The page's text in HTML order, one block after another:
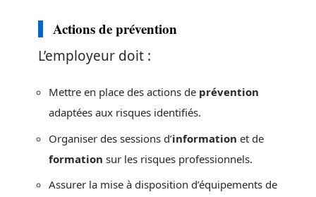
Actions de prévention
L’employeur doit :
Mettre en place des actions de prévention
adaptées aux risques identifiés.
Organiser des sessions d’information et de
formation sur les risques professionnels.
Assurer la mise à disposition d’équipements de